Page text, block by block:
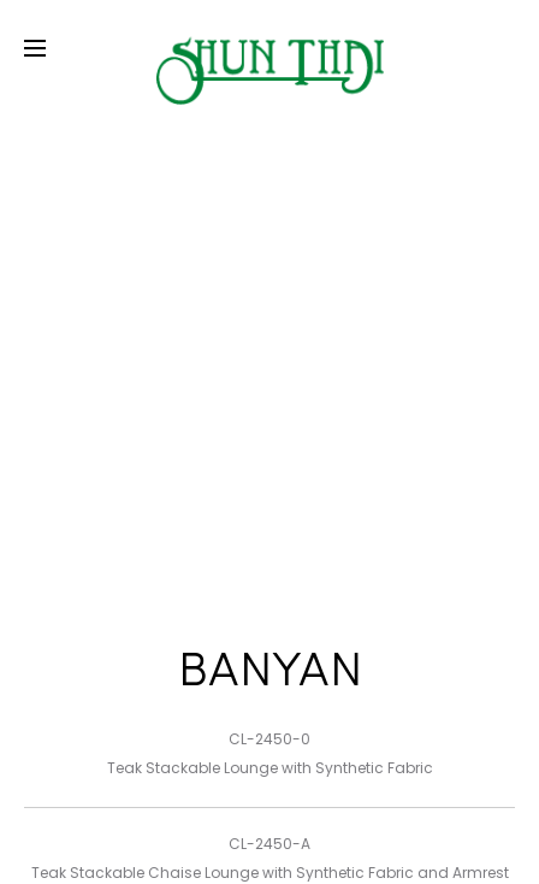
BANYAN
CL-2450-0
Teak Stackable Lounge with Synthetic Fabric
CL-2450-A
Teak Stackable Chaise Lounge with Synthetic Fabric and Armrest